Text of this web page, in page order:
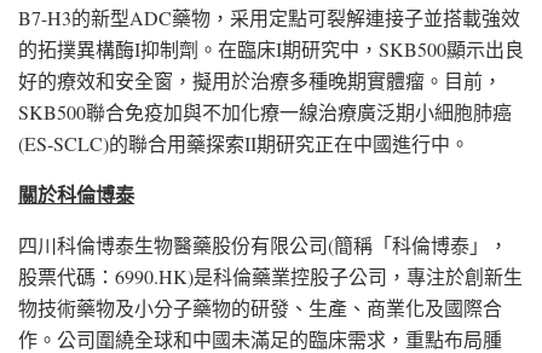
B7-H3的新型ADC藥物，采用定點可裂解連接子並搭載強效
的拓撲異構酶I抑制劑。在臨床I期研究中，SKB500顯示出良
好的療效和安全窗，擬用於治療多種晚期實體瘤。目前，
SKB500聯合免疫加與不加化療一線治療廣泛期小細胞肺癌
(ES-SCLC)的聯合用藥探索II期研究正在中國進行中。
關於科倫博泰
四川科倫博泰生物醫藥股份有限公司(簡稱「科倫博泰」，
股票代碼：6990.HK)是科倫藥業控股子公司，專注於創新生
物技術藥物及小分子藥物的研發、生產、商業化及國際合
作。公司圍繞全球和中國未滿足的臨床需求，重點布局腫